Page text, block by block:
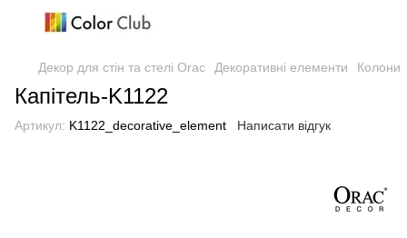
Декор для стін та стелі Orac Декоративні елементи Колони
Капітель-K1122
Артикул: K1122_decorative_element Написати відгук